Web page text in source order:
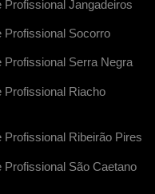
Jangadeiros
Profissional Socorro
Profissional Serra Negra
Profissional Riacho
Ribeirão Pires
São Caetano